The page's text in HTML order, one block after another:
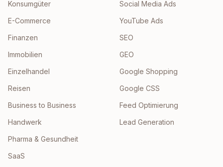
Konsumgüter
E-Commerce
Finanzen
Immobilien
Einzelhandel
Reisen
Business to Business
Handwerk
Pharma & Gesundheit
SaaS
Social Media Ads
YouTube Ads
SEO
GEO
Google Shopping
Google CSS
Feed Optimierung
Lead Generation